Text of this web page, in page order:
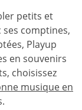
petits et
ses comptines,
Playup
en souvenirs
choisissez
musique en